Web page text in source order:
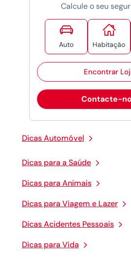
Dicas Automóvel
Dicas para a Saúde
Dicas para Animais
Dicas para Viagem e Lazer
Dicas Acidentes Pessoais
Dicas para Vida
Calcule o seu

Auto

Habitação
Encontrar
Contacte-